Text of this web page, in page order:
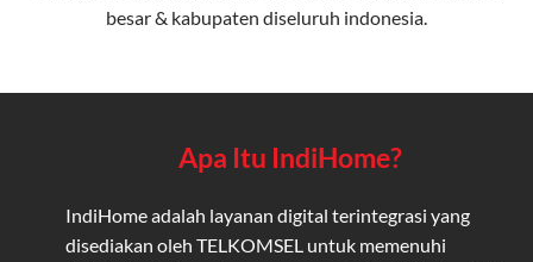
besar & kabupaten diseluruh indonesia.
Apa Itu IndiHome?
IndiHome adalah layanan digital terintegrasi yang
disediakan oleh TELKOMSEL untuk memenuhi